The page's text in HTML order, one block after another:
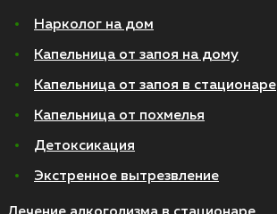
Нарколог на дом
Капельница от запоя на дому
Капельница от запоя в стационаре
Капельница от похмелья
Детоксикация
Экстренное вытрезвление